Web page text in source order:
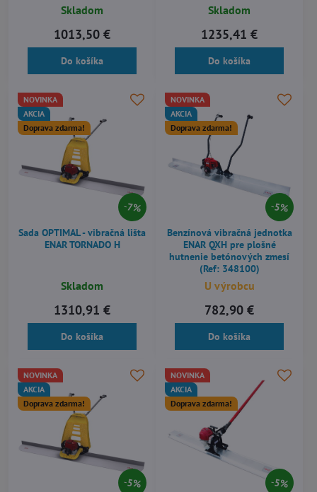
Skladom
1013,50 €
Do košíka
Skladom
1235,41 €
Do košíka
7%
NOVINKA
AKCIA
Doprava zdarma!
Sada OPTIMAL - vibračná lišta
ENAR TORNADO H
Skladom
1310,91 €
Do košíka
5%
NOVINKA
AKCIA
Doprava zdarma!
Benzínová vibračná jednotka
ENAR QXH pre plošné
hutnenie betónových zmesí
(Ref: 348100)
U výrobcu
782,90 €
Do košíka
5%
NOVINKA
AKCIA
Doprava zdarma!
5%
NOVINKA
AKCIA
Doprava zdarma!